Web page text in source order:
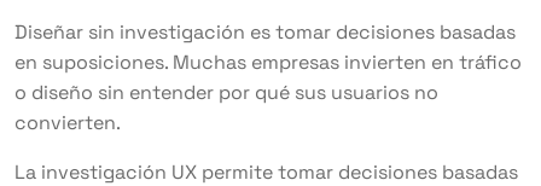
Diseñar sin investigación es tomar decisiones basadas
en suposiciones. Muchas empresas invierten en tráfico
o diseño sin entender por qué sus usuarios no
convierten.
La investigación UX permite tomar decisiones basadas